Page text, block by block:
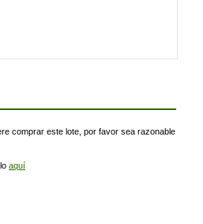
comprar este lote, por favor sea razonable
aquí